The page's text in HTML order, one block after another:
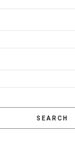
SEARCH